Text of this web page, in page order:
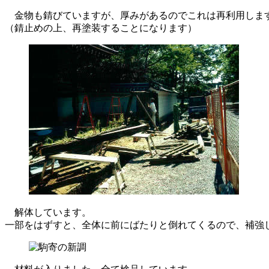
金物も錆びていますが、厚みがあるのでこれは再利用しま
（錆止めの上、再塗装することになります）
解体しています。
一部をはずすと、全体に前にばたりと倒れてくるので、補強